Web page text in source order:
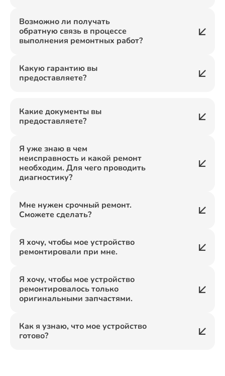
Возможно ли получать
обратную связь в процессе
выполнения ремонтных работ?
Какую гарантию вы
предоставляете?
Какие документы вы
предоставляете?
Я уже знаю в чем
неисправность и какой ремонт
необходим. Для чего проводить
диагностику?
Мне нужен срочный ремонт.
Сможете сделать?
Я хочу, чтобы мое устройство
ремонтировали при мне.
Я хочу, чтобы мое устройство
ремонтировалось только
оригинальными запчастями.
Как я узнаю, что мое устройство
готово?